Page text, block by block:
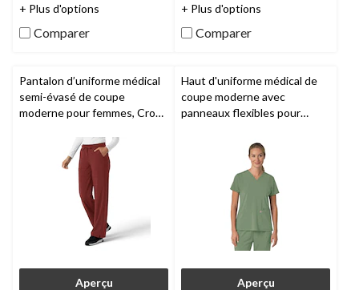
étoile(s)
5.
+ Plus d'options
Comparer
étoile(s)
5.
+ Plus d'options
Comparer
Pantalon d’uniforme médical
semi-évasé de coupe
moderne pour femmes, Cross
Aperçu
Haut d'uniforme médical de
coupe moderne avec
panneaux flexibles pour
Aperçu